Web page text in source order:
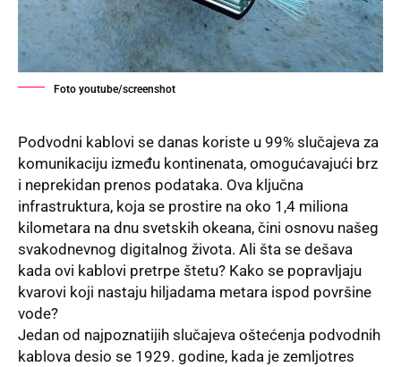
Foto youtube/screenshot
Podvodni kablovi se danas koriste u 99% slučajeva za
komunikaciju između kontinenata, omogućavajući brz
i neprekidan prenos podataka. Ova ključna
infrastruktura, koja se prostire na oko 1,4 miliona
kilometara na dnu svetskih okeana, čini osnovu našeg
svakodnevnog digitalnog života. Ali šta se dešava
kada ovi kablovi pretrpe štetu? Kako se popravljaju
kvarovi koji nastaju hiljadama metara ispod površine
vode?
Jedan od najpoznatijih slučajeva oštećenja podvodnih
kablova desio se 1929. godine, kada je zemljotres